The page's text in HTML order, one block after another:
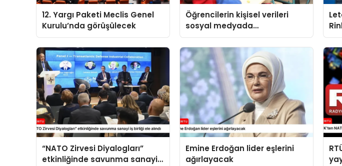
12. Yargı Paketi Meclis Genel
Kurulu’nda görüşülecek
Öğrencilerin kişisel verileri
sosyal medyada
paylaşılamayacak
“NATO Zirvesi Diyalogları”
etkinliğinde savunma sanayi
Emine Erdoğan lider eşlerini
ağırlayacak